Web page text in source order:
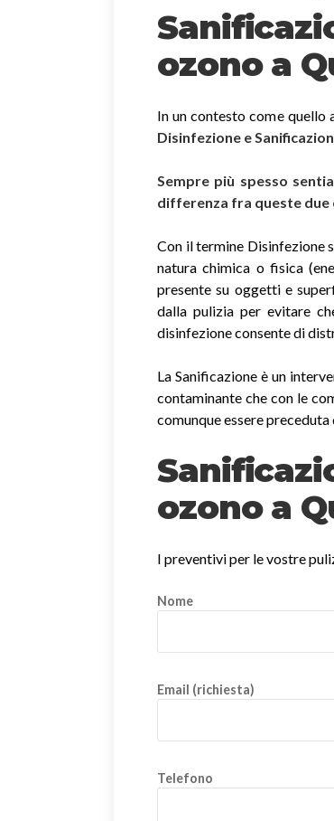
ozono a
In un contesto come quello
Disinfezione e
Sempre più spesso
differenza fra queste due
Con il termine Disinfezione
natura chimica o fisica
presente su oggetti e
dalla pulizia per evitare
disinfezione consente di
La Sanificazione è un
contaminante che con le
comunque essere preceduta
ozono a
I preventivi per le vostre
Nome
Email (richiesta)
Telefono